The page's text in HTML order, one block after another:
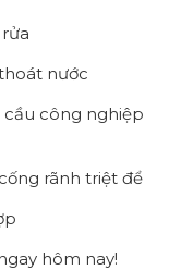
nước
cầu công nghiệp
rãnh triệt để
hôm nay!